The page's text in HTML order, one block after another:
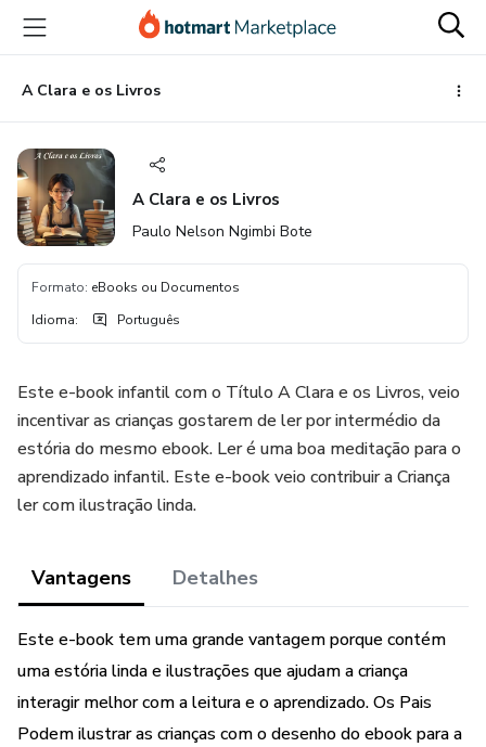
para
conteúdo
principal
para
pagamento
para
rodapé
A Clara e os Livros
A Clara e os Livros
Paulo Nelson Ngimbi Bote
Formato: eBooks ou Documentos
Idioma: Português
Este e-book infantil com o Título A Clara e os Livros, veio
incentivar as crianças gostarem de ler por intermédio da
estória do mesmo ebook. Ler é uma boa meditação para o
aprendizado infantil. Este e-book veio contribuir a Criança
ler com ilustração linda.
Vantagens Detalhes
Este e-book tem uma grande vantagem porque contém
uma estória linda e ilustrações que ajudam a criança
interagir melhor com a leitura e o aprendizado. Os Pais
Podem ilustrar as crianças com o desenho do ebook para a